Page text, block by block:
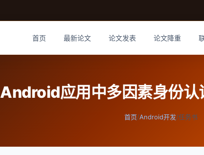
首页 最新论文 论文发表 论文降重
Android应用中多因素身份认
首页/Android开发/任务书